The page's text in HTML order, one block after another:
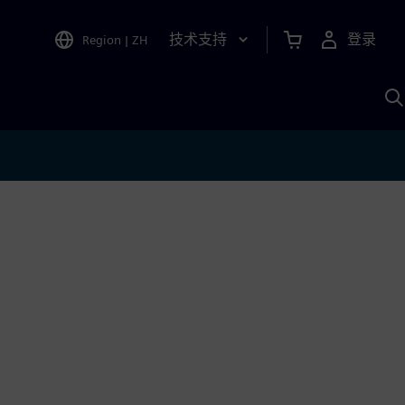
Region | ZH 技术支持 登录